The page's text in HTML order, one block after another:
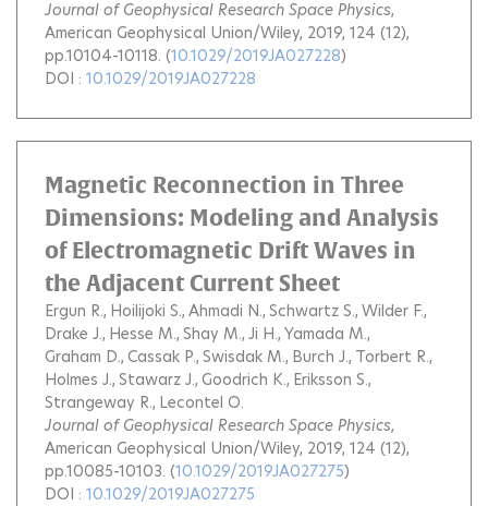
Journal of Geophysical Research Space Physics,
American Geophysical Union/Wiley, 2019, 124 (12),
pp.10104-10118. (10.1029/2019JA027228)
DOI : 10.1029/2019JA027228
Magnetic Reconnection in Three
Dimensions: Modeling and Analysis
of Electromagnetic Drift Waves in
the Adjacent Current Sheet
Ergun R. Hoilijoki S. Ahmadi N. Schwartz S. Wilder F.
Drake J. Hesse M. Shay M. Ji H. Yamada M.
Graham D. Cassak P. Swisdak M. Burch J. Torbert R.
Holmes J. Stawarz J. Goodrich K. Eriksson S.
Strangeway R. Lecontel O.
Journal of Geophysical Research Space Physics,
American Geophysical Union/Wiley, 2019, 124 (12),
pp.10085-10103. (10.1029/2019JA027275)
DOI : 10.1029/2019JA027275